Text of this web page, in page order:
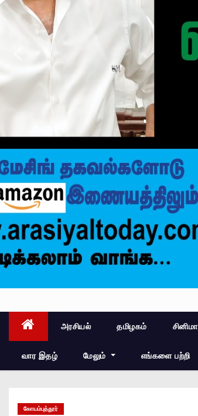
அரசியல் தமிழகம் சினிமா
வார இதழ் மேலும் எங்களை பற்றி
கோயம்புத்தூர்